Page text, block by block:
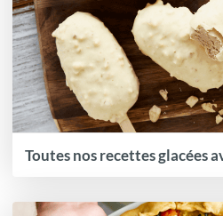
Toutes nos recettes glacées